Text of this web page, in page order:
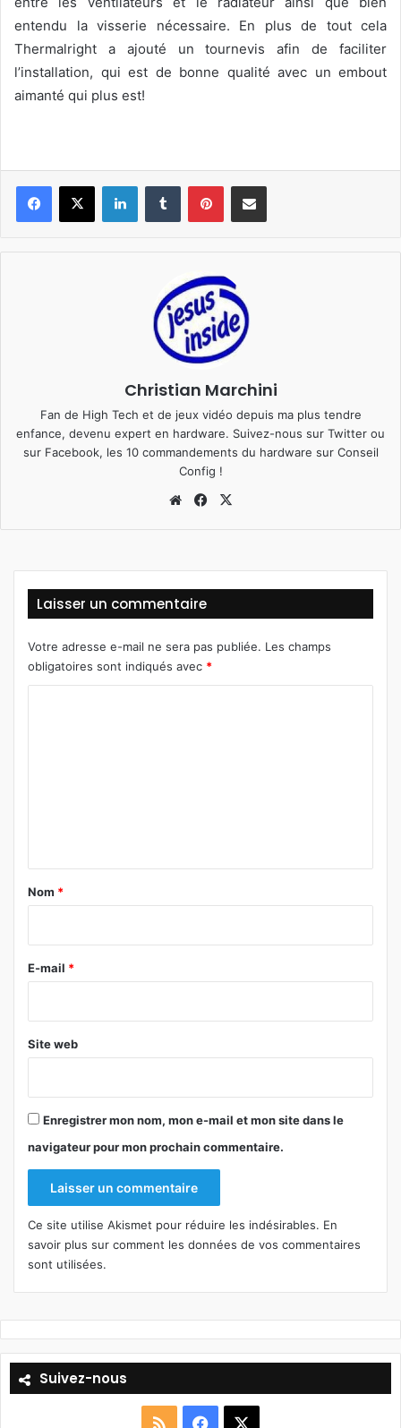
entendu la visserie nécessaire. En plus de tout cela
Thermalright a ajouté un tournevis afin de faciliter
l’installation, qui est de bonne qualité avec un embout
aimanté qui plus est!
Christian Marchini
Fan de High Tech et de jeux vidéo depuis ma plus tendre
enfance, devenu expert en hardware. Suivez-nous sur Twitter ou
sur Facebook, les 10 commandements du hardware sur Conseil
Config !
We
Fa
Laisser un commentaire
Votre adresse e-mail ne sera pas publiée. Les champs
obligatoires sont indiqués avec *
a
e
Nom *
E-mail *
Site web
Enregistrer mon nom, mon e-mail et mon site dans le
navigateur pour mon prochain commentaire.
Ce site utilise Akismet pour réduire les indésirables. En
savoir plus sur comment les données de vos commentaires
sont utilisées.
Suivez-nous